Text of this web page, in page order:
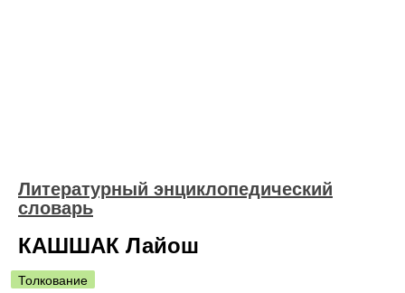
Литературный энциклопедический
словарь
КАШШАК Лайош
Толкование